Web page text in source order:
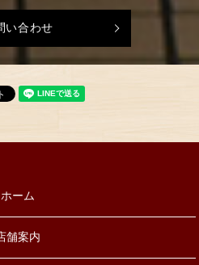
い合わせ
ホーム
舗案内